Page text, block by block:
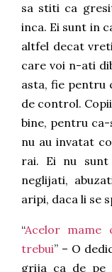
sa stiti ca
inca. Ei sunt in
altfel decat
care voi n-ati
asta, fie pentru
de control.
bine, pentru
nu au invatat
rai. Ei nu
neglijati,
aripi, daca li se
“Acelor mame
trebui” – O
grija ca de pe